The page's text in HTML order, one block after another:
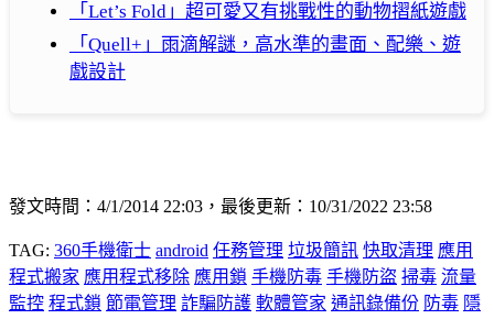
「Let’s Fold」超可愛又有挑戰性的動物摺紙遊戲
「Quell+」雨滴解謎，高水準的畫面、配樂、遊
戲設計
發文時間：4/1/2014 22:03，最後更新：10/31/2022 23:58
TAG: 360手機衛士 android 任務管理 垃圾簡訊 快取清理 應用
程式搬家 應用程式移除 應用鎖 手機防毒 手機防盜 掃毒 流量
監控 程式鎖 節電管理 詐騙防護 軟體管家 通訊錄備份 防毒 隱